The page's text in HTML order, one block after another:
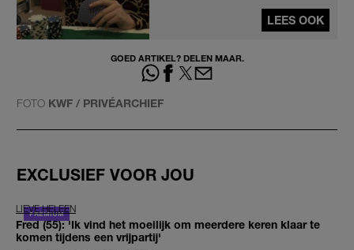
LEES OOK
GOED ARTIKEL? DELEN MAAR.
FOTO KWF / PRIVÉARCHIEF
EXCLUSIEF VOOR JOU
LIEVE HELEEN
Fred (55): 'Ik vind het moeilijk om meerdere keren klaar te
komen tijdens een vrijpartij'